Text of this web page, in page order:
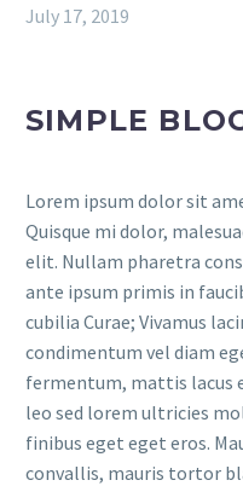
July 17, 2019
SIMPLE
Lorem ipsum dolor sit
Quisque mi dolor,
elit. Nullam pharetra
ante ipsum primis in
cubilia Curae; Vivamus
condimentum vel diam
fermentum, mattis lacus
leo sed lorem ultricies
finibus eget eget eros.
convallis, mauris tortor